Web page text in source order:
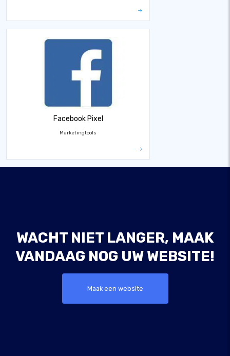
Facebook Pixel
Marketingtools
WACHT NIET LANGER, MAAK
VANDAAG NOG UW WEBSITE!
Maak een website